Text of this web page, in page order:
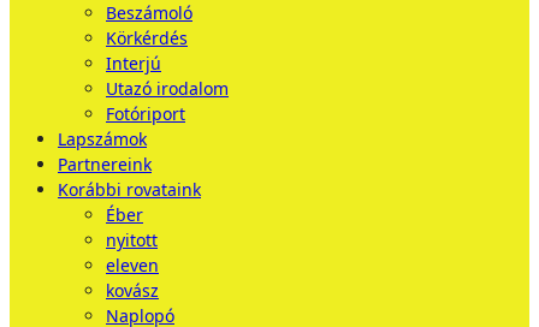
Beszámoló
Körkérdés
Interjú
Utazó irodalom
Fotóriport
Lapszámok
Partnereink
Korábbi rovataink
Éber
nyitott
eleven
kovász
Naplopó